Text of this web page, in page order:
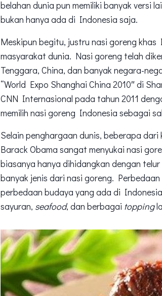
belahan dunia pun memiliki banyak versi
bukan hanya ada di Indonesia saja.
Meskipun begitu, justru nasi goreng
masyarakat dunia. Nasi goreng telah
Tenggara, China, dan banyak negara-
“World Expo Shanghai China 2010″ di
CNN Internasional pada tahun 2011
memilih nasi goreng Indonesia sebagai
Selain penghargaan dunis, beberapa
Barack Obama sangat menyukai nasi
biasanya hanya dihidangkan dengan
banyak jenis dari nasi goreng.
perbedaan budaya yang ada di
sayuran, seafood, dan berbagai topping